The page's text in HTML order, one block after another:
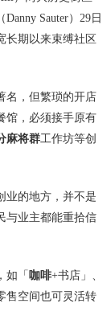
Sauter）29日
长期以来束缚社区
名，但繁琐的开店
馆，必须接手原有
麻将群工作坊等创
业的地方，并不是
与业主都能重拾信
如「 咖啡+书店」、
售空间也可灵活转